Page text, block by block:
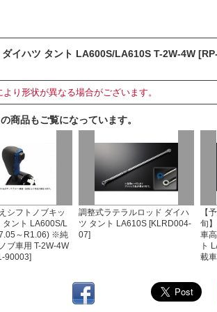
イハツ タント LA600S/LA610S T-2W-4W
り形状が異なる場合がございます。
商品もご覧になっています。
シフトノブキッ
タント LA600S/L
～R1.06) ※純
ブ車用 T-2W-4W
90003]
調整式ラテラルロッド ダイハ
ツ タント LA610S [KLRD004-
07]
【
旬
車
ト
載